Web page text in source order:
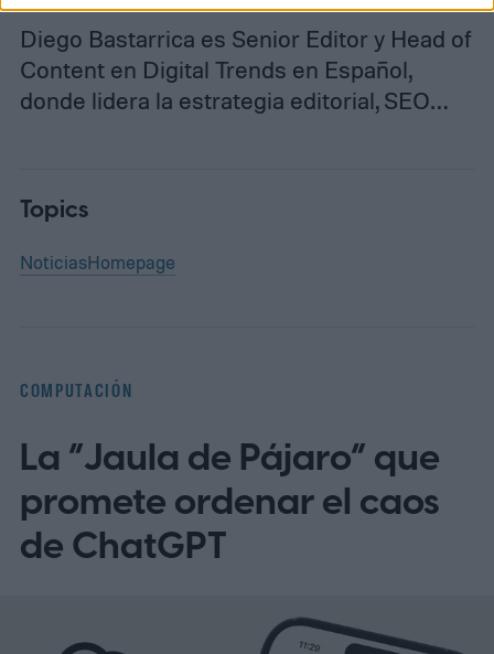
Diego Bastarrica es Senior Editor y Head of
Content en Digital Trends en Español,
donde lidera la estrategia editorial, SEO…
Topics
NoticiasHomepage
COMPUTACIÓN
La “Jaula de Pájaro” que
promete ordenar el caos
de ChatGPT